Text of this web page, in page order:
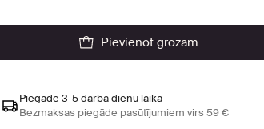
pievienot grozam
Piegāde 3-5 darba dienu laikā
Bezmaksas piegāde pasūtījumiem virs 59 €